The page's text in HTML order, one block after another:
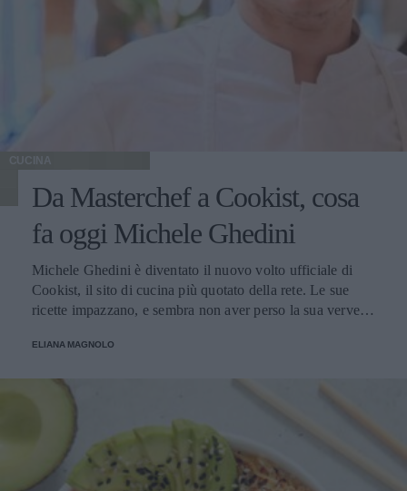
CUCINA
Da Masterchef a Cookist, cosa
fa oggi Michele Ghedini
Michele Ghedini è diventato il nuovo volto ufficiale di
Cookist, il sito di cucina più quotato della rete. Le sue
ricette impazzano, e sembra non aver perso la sua verve
veramente stupendo.
ELIANA MAGNOLO